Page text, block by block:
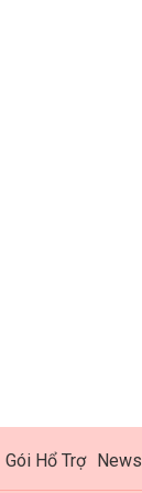
Gói Hổ Trợ News